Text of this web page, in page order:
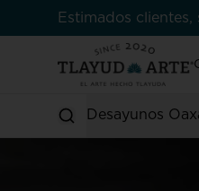
Estimados
Desayunos